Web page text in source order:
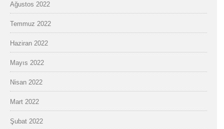
Ağustos 2022
Temmuz 2022
Haziran 2022
Mayıs 2022
Nisan 2022
Mart 2022
Şubat 2022